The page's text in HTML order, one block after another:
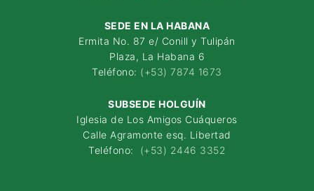
SEDE EN LA HABANA
Ermita No. 87 e/ Conill y Tulipán
Plaza, La Habana 6
Teléfono: (+53) 7874 1673
SUBSEDE HOLGUÍN
Iglesia de Los Amigos Cuáqueros
Calle Agramonte esq. Libertad
Teléfono: (+53) 2446 3352